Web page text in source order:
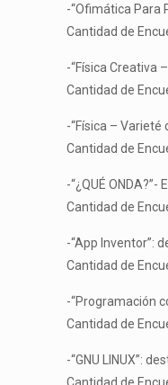
-“Ofimática Para
Cantidad de
-“Física Creativa
Cantidad de
-“Física – Varieté
Cantidad de
-“¿QUÉ
Cantidad de
-“App Inventor”:
Cantidad de
-“Programación
Cantidad de
-“GNU LINUX”:
Cantidad de